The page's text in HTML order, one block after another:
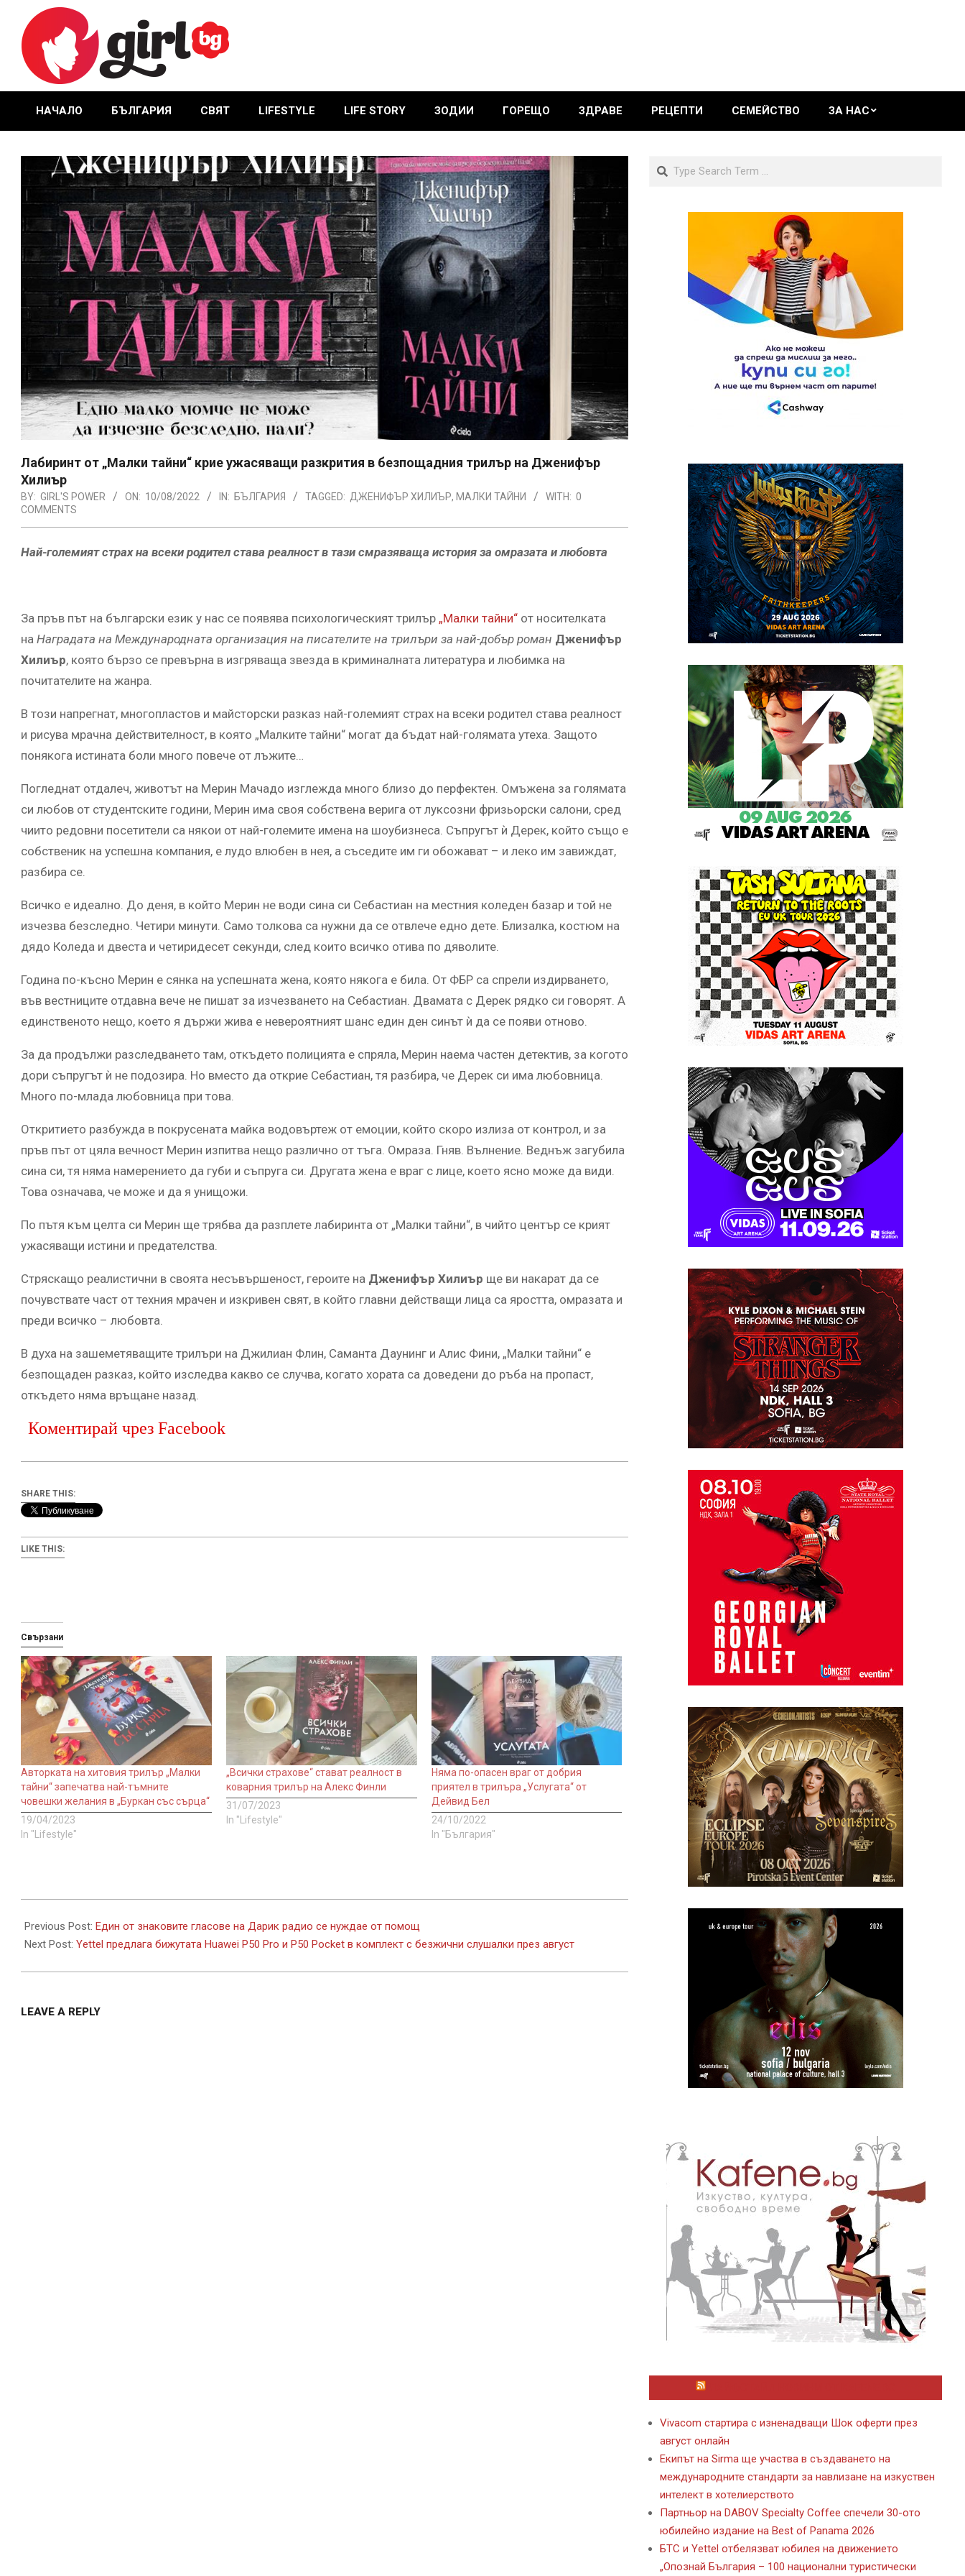
content
GIRL.BG
Primary
Menu
НАЧАЛО БЪЛГАРИЯ СВЯТ LIFESTYLE LIFE STORY ЗОДИИ ГОРЕЩО ЗДРАВЕ РЕЦЕПТИ СЕМЕЙСТВО ЗА НАС
Лабиринт от „Малки тайни“ крие ужасяващи разкрития в безпощадния трилър на Дженифър
Хилиър
BY: GIRL'S POWER ON: 10/08/2022 IN: БЪЛГАРИЯ TAGGED: ДЖЕНИФЪР ХИЛИЪР, МАЛКИ ТАЙНИ WITH: 0
COMMENTS
Най-големият страх на всеки родител става реалност в тази смразяваща история за омразата и любовта
За пръв път на български език у нас се появява психологическият трилър „Малки тайни“ от носителката
на Наградата на Международната организация на писателите на трилъри за най-добър роман Дженифър
Хилиър, която бързо се превърна в изгряваща звезда в криминалната литература и любимка на
почитателите на жанра.
В този напрегнат, многопластов и майсторски разказ най-големият страх на всеки родител става реалност
и рисува мрачна действителност, в която „Малките тайни“ могат да бъдат най-голямата утеха. Защото
понякога истината боли много повече от лъжите…
Погледнат отдалеч, животът на Мерин Мачадо изглежда много близо до перфектен. Омъжена за голямата
си любов от студентските години, Мерин има своя собствена верига от луксозни фризьорски салони, сред
чиито редовни посетители са някои от най-големите имена на шоубизнеса. Съпругът ѝ Дерек, който също е
собственик на успешна компания, е лудо влюбен в нея, а съседите им ги обожават – и леко им завиждат,
разбира се.
Всичко е идеално. До деня, в който Мерин не води сина си Себастиан на местния коледен базар и той не
изчезва безследно. Четири минути. Само толкова са нужни да се отвлече едно дете. Близалка, костюм на
дядо Коледа и двеста и четиридесет секунди, след които всичко отива по дяволите.
Година по-късно Мерин е сянка на успешната жена, която някога е била. От ФБР са спрели издирването,
във вестниците отдавна вече не пишат за изчезването на Себастиан. Двамата с Дерек рядко си говорят. А
единственото нещо, което я държи жива е невероятният шанс един ден синът ѝ да се появи отново.
За да продължи разследването там, откъдето полицията е спряла, Мерин наема частен детектив, за когото
дори съпругът ѝ не подозира. Но вместо да открие Себастиан, тя разбира, че Дерек си има любовница.
Много по-млада любовница при това.
Откритието разбужда в покрусената майка водовъртеж от емоции, който скоро излиза от контрол, и за
пръв път от цяла вечност Мерин изпитва нещо различно от тъга. Омраза. Гняв. Вълнение. Веднъж загубила
сина си, тя няма намерението да губи и съпруга си. Другата жена е враг с лице, което ясно може да види.
Това означава, че може и да я унищожи.
По пътя към целта си Мерин ще трябва да разплете лабиринта от „Малки тайни“, в чийто център се крият
ужасяващи истини и предателства.
Стряскащо реалистични в своята несъвършеност, героите на Дженифър Хилиър ще ви накарат да се
почувствате част от техния мрачен и изкривен свят, в който главни действащи лица са яростта, омразата и
преди всичко – любовта.
В духа на зашеметяващите трилъри на Джилиан Флин, Саманта Даунинг и Алис Фини, „Малки тайни“ е
безпощаден разказ, който изследва какво се случва, когато хората са доведени до ръба на пропаст,
откъдето няма връщане назад.
Коментирай чрез Facebook
SHARE THIS:
LIKE THIS:
Свързани
Авторката на хитовия трилър „Малки
тайни“ запечатва най-тъмните
човешки желания в „Буркан със сърца“
19/04/2023
In "Lifestyle"
„Всички страхове“ стават реалност в
коварния трилър на Алекс Финли
31/07/2023
In "Lifestyle"
Няма по-опасен враг от добрия
приятел в трилъра „Услугата“ от
Дейвид Бел
24/10/2022
In "България"
08-
10
Previous Post: Един от знаковите гласове на Дарик радио се нуждае от помощ
Next Post: Yettel предлага бижутата Huawei P50 Pro и P50 Pocket в комплект с безжични слушалки през август
LEAVE A REPLY
Search
Vivacom стартира с изненадващи Шок оферти през
август онлайн
Екипът на Sirma ще участва в създаването на
международните стандарти за навлизане на изкуствен
интелект в хотелиерството
Партньор на DABOV Specialty Coffee спечели 30-ото
юбилейно издание на Best of Panama 2026
БТС и Yettel отбелязват юбилея на движението
„Опознай България – 100 национални туристически